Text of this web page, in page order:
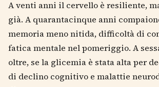
A venti anni il cervello è resiliente,
già. A quarantacinque anni
memoria meno nitida, difficoltà di
fatica mentale nel pomeriggio. A
oltre, se la glicemia è stata alta per
di declino cognitivo e malattie